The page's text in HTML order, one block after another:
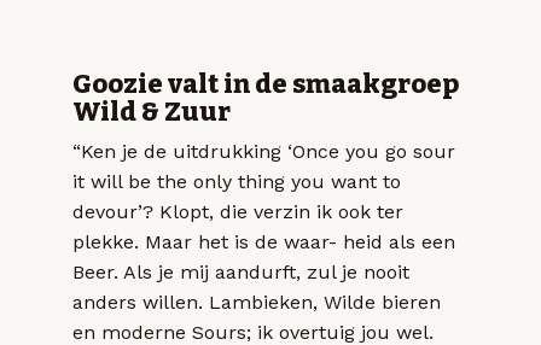
Goozie valt in de smaakgroep
Wild & Zuur
“Ken je de uitdrukking ‘Once you go sour
it will be the only thing you want to
devour’? Klopt, die verzin ik ook ter
plekke. Maar het is de waar- heid als een
Beer. Als je mij aandurft, zul je nooit
anders willen. Lambieken, Wilde bieren
en moderne Sours; ik overtuig jou wel.